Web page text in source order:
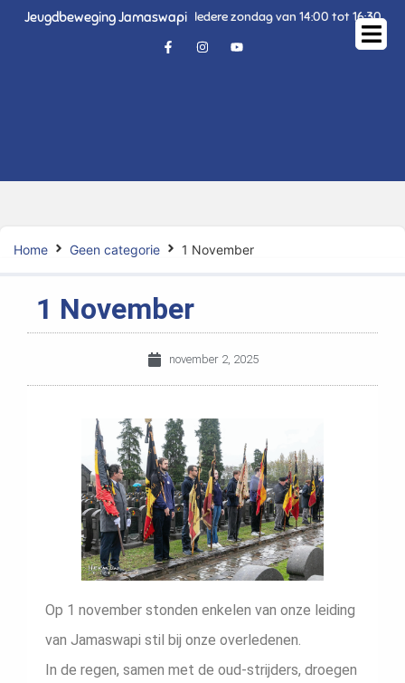
Jeugdbeweging Jamaswapi Iedere zondag van 14:00 tot 16:30
Home Geen categorie 1 November
1 November
november 2, 2025
Op 1 november stonden enkelen van onze leiding
van Jamaswapi stil bij onze overledenen.
In de regen, samen met de oud-strijders, droegen